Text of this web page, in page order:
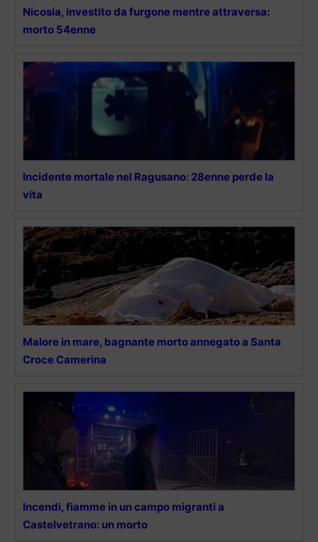
Nicosia, investito da furgone mentre attraversa:
morto 54enne
Incidente mortale nel Ragusano: 28enne perde la
vita
Malore in mare, bagnante morto annegato a Santa
Croce Camerina
Incendi, fiamme in un campo migranti a
Castelvetrano: un morto